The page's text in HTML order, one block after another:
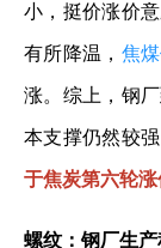
小，挺价涨价
有所降温， 焦
涨。综上，钢
本支撑仍然较强
于焦炭第六轮涨
螺纹：钢厂生